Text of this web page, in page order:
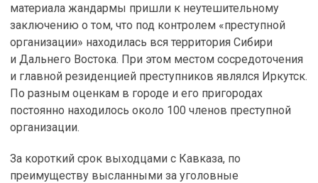
материала жандармы пришли к неутешительному
заключению о том, что под контролем «преступной
организации» находилась вся территория Сибири
и Дальнего Востока. При этом местом сосредоточения
и главной резиденцией преступников являлся Иркутск.
По разным оценкам в городе и его пригородах
постоянно находилось около 100 членов преступной
организации.
За короткий срок выходцами с Кавказа, по
преимуществу высланными за уголовные